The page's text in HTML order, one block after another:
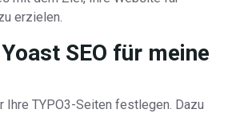
erzielen.
SEO für meine
Ihre TYPO3-Seiten festlegen. Dazu